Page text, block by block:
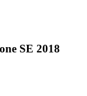
SE 2018